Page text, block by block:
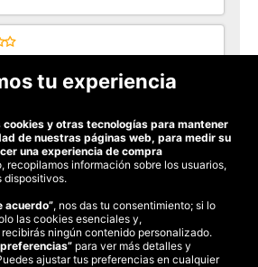
un establecimiento que mira por su
por ello si llevas tu presupuesto actual
como mínimo, los mismos servicios
a cabo revisiones pre itv,
cambio de neumáticos, aire
el medio ambiente!
pedir hora por internet y no hay manera
telefono explicandolo y me dicen que
En fin, no me pillan mas. Estafa
©2026 Colectivia
|Política de privacidad|Política de cookies
tu experiencia
cookies y otras tecnologías para mantener
de nuestras páginas web, para medir su
una experiencia de compra
recopilamos información sobre los usuarios,
dispositivos.
acuerdo”, nos das tu consentimiento; si lo
las cookies esenciales y,
ningún contenido personalizado.
para ver más detalles y
ajustar tus preferencias en cualquier